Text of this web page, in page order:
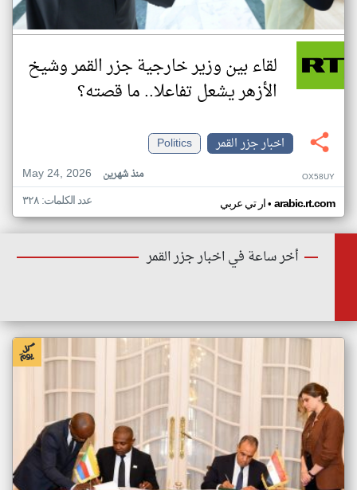
لقاء بين وزير خارجية جزر القمر وشيخ
الأزهر يشعل تفاعلا.. ما قصته؟
اخبار جزر القمر
Politics
May 24, 2026
منذ شهرين OX58UY
ار تي عربي• arabic.rt.com عدد الكلمات: ٣٢٨
أخر ساعة في اخبار جزر القمر